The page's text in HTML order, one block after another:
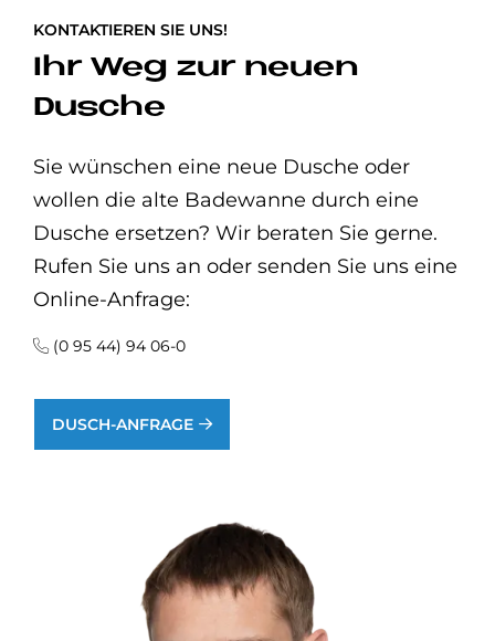
KONTAKTIEREN SIE UNS!
Ihr Weg zur neuen
Dusche
Sie wünschen eine neue Dusche oder
wollen die alte Badewanne durch eine
Dusche ersetzen? Wir beraten Sie gerne.
Rufen Sie uns an oder senden Sie uns eine
Online-Anfrage:
(0 95 44) 94 06-0
DUSCH-ANFRAGE